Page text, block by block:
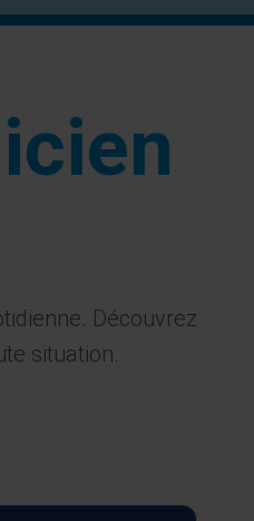
Découvrez
situation.